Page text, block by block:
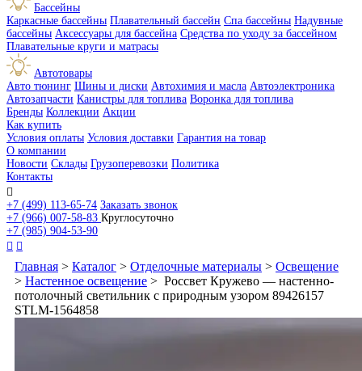
Бассейны
Каркасные бассейны Плавательный бассейн Спа бассейны Надувные
бассейны Аксессуары для бассейна Средства по уходу за бассейном
Плавательные круги и матрасы
Автотовары
Авто тюнинг Шины и диски Автохимия и масла Автоэлектроника
Автозапчасти Канистры для топлива Воронка для топлива
Бренды Коллекции Акции
Как купить
Условия оплаты Условия доставки Гарантия на товар
О компании
Новости Склады Грузоперевозки Политика
Контакты

+7 (499) 113-65-74 Заказать звонок
+7 (966) 007-58-83 Круглосуточно
+7 (985) 904-53-90
 
Главная > Каталог > Отделочные материалы > Освещение
> Настенное освещение > Россвет Кружево — настенно-
потолочный светильник с природным узором 89426157
STLM-1564858